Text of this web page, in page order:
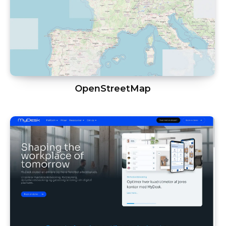
OpenStreetMap